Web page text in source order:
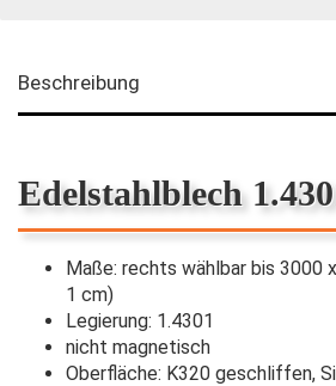
Beschreibung
Edelstahlblech
Maße: rechts wählbar bis 3000
1 cm)
Legierung: 1.4301
nicht magnetisch
Oberfläche: K320 geschliffen,